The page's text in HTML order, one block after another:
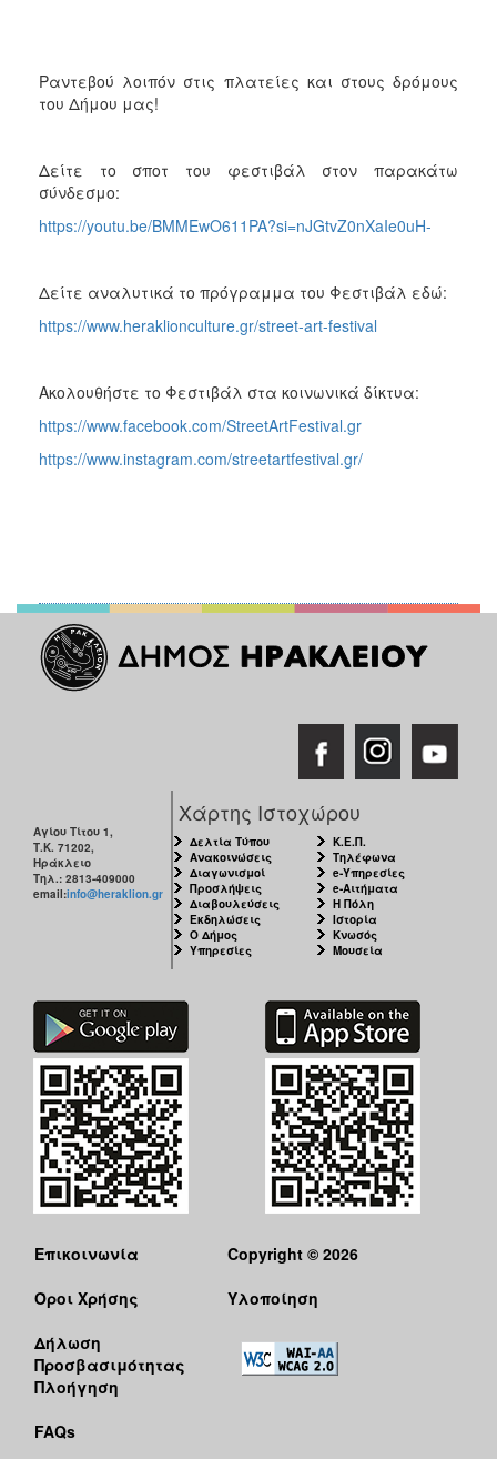
Ραντεβού λοιπόν στις πλατείες και στους δρόμους
του Δήμου μας!
Δείτε το σποτ του φεστιβάλ στον παρακάτω
σύνδεσμο:
https://youtu.be/BMMEwO611PA?si=nJGtvZ0nXaIe0uH-
Δείτε αναλυτικά το πρόγραμμα του Φεστιβάλ εδώ:
https://www.heraklionculture.gr/street-art-festival
Ακολουθήστε το Φεστιβάλ στα κοινωνικά δίκτυα:
https://www.facebook.com/StreetArtFestival.gr
https://www.instagram.com/streetartfestival.gr/
Αγίου Τίτου 1,
Τ.Κ. 71202,
Ηράκλειο
Τηλ.: 2813-409000
email:info@heraklion.gr
Χάρτης Ιστοχώρου
Δελτία Τύπου
Ανακοινώσεις
Διαγωνισμοί
Προσλήψεις
Διαβουλεύσεις
Εκδηλώσεις
Ο Δήμος
Υπηρεσίες
Κ.Ε.Π.
Τηλέφωνα
e-Υπηρεσίες
e-Αιτήματα
Η Πόλη
Ιστορία
Κνωσός
Μουσεία
Επικοινωνία
Όροι Χρήσης
Δήλωση
Προσβασιμότητας
Πλοήγηση
FAQs
Copyright © 2026
Υλοποίηση